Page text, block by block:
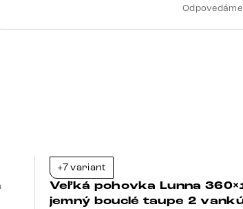
+7 variant
Veľká pohovka Lunna
jemný bouclé taupe 2